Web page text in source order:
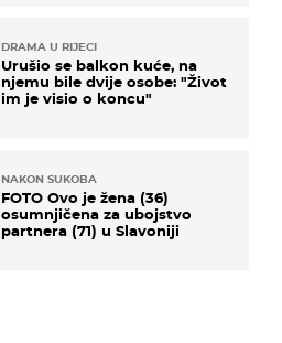
DRAMA U RIJECI
Urušio se balkon kuće, na
njemu bile dvije osobe: "Život
im je visio o koncu"
NAKON SUKOBA
FOTO Ovo je žena (36)
osumnjičena za ubojstvo
partnera (71) u Slavoniji